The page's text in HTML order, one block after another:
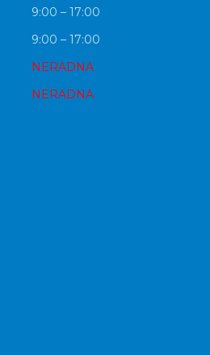
9:00 – 17:00
9:00 – 17:00
NERADNA
NERADNA